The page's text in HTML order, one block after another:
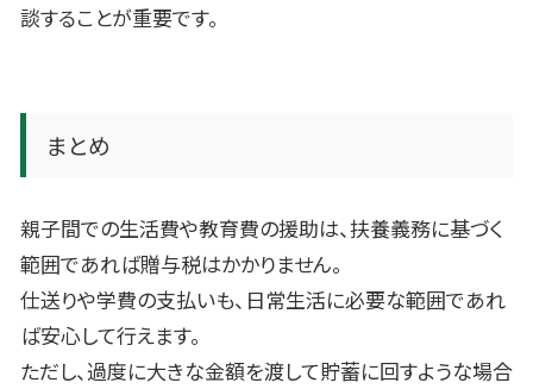
談することが重要です。
まとめ
親子間での生活費や教育費の援助は、扶養義務に基づく
範囲であれば贈与税はかかりません。
仕送りや学費の支払いも、日常生活に必要な範囲であれ
ば安心して行えます。
ただし、過度に大きな金額を渡して貯蓄に回すような場合